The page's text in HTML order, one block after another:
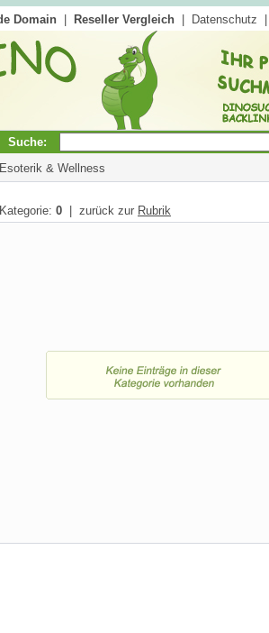
Domain Reseller Vergleich Datenschutz
Suche:
& Wellness
0 | zurück zur Rubrik